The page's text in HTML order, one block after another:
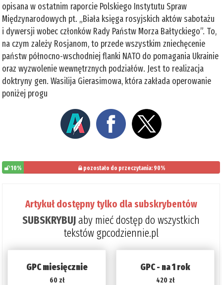
opisana w ostatnim raporcie Polskiego Instytutu Spraw
Międzynarodowych pt. „Biała księga rosyjskich aktów sabotażu
i dywersji wobec członków Rady Państw Morza Bałtyckiego”. To,
na czym zależy Rosjanom, to przede wszystkim zniechęcenie
państw północno-wschodniej flanki NATO do pomagania Ukrainie
oraz wyzwolenie wewnętrznych podziałów. Jest to realizacja
doktryny gen. Wasilija Gierasimowa, która zakłada operowanie
poniżej progu
10% pozostało do przeczytania: 90%
Artykuł dostępny tylko dla subskrybentów
SUBSKRYBUJaby mieć dostęp do wszystkich
tekstów gpcodziennie.pl
GPC miesięcznie
60 zł
GPC - na 1 rok
420 zł